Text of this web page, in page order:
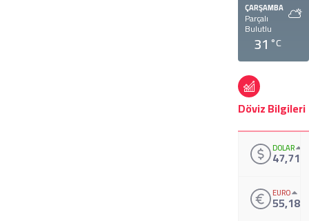
ÇARŞAMBA
Parçalı
Bulutlu
31 °C
Döviz Bilgileri
DOLAR
EURO